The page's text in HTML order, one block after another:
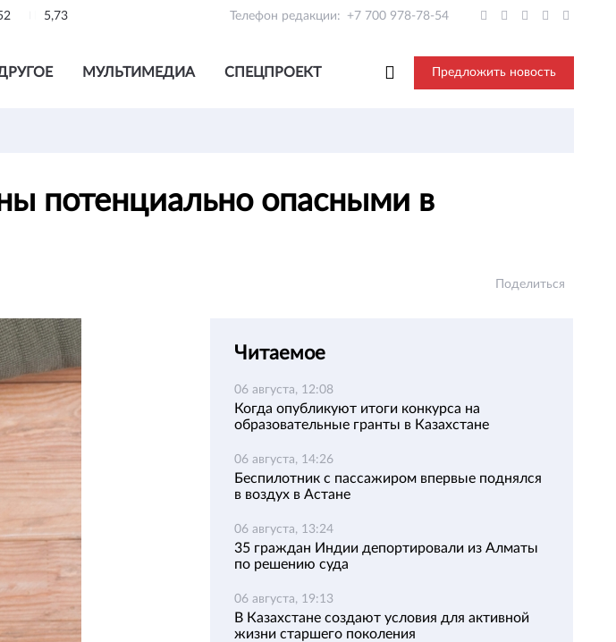
5,73 Телефон редакции: +7 700 978-78-54
МУЛЬТИМЕДИА СПЕЦПРОЕКТ Предложить новость
потенциально опасными в
Поделиться
Читаемое
06 августа, 12:08
Когда опубликуют итоги конкурса на
образовательные гранты в Казахстане
06 августа, 14:26
Беспилотник с пассажиром впервые поднялся
в воздух в Астане
06 августа, 13:24
35 граждан Индии депортировали из Алматы
по решению суда
06 августа, 19:13
В Казахстане создают условия для активной
жизни старшего поколения